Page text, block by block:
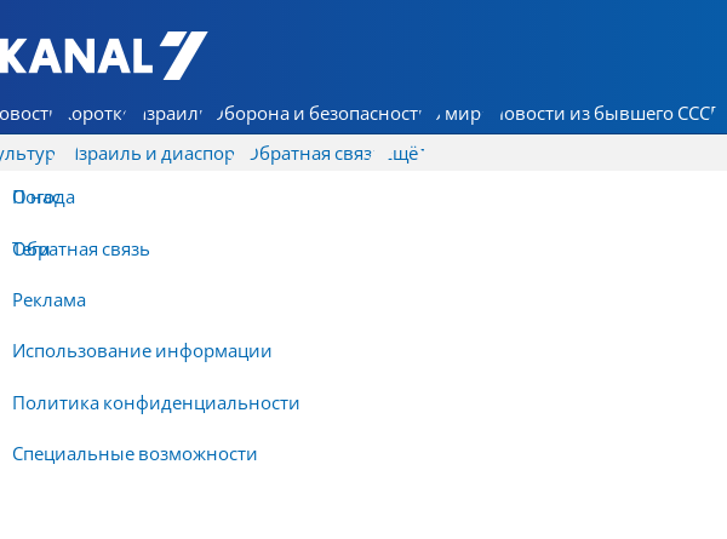
7 КАНАЛ - Аруц Шева
Коротко Израиль Оборона и безопасность В мире Новости из бывшего СССР
Израиль и диаспора Обратная связь
О нас
Обратная связь
Реклама
Использование информации
Политика конфиденциальности
Специальные возможности
Ещё
Погода
Теги